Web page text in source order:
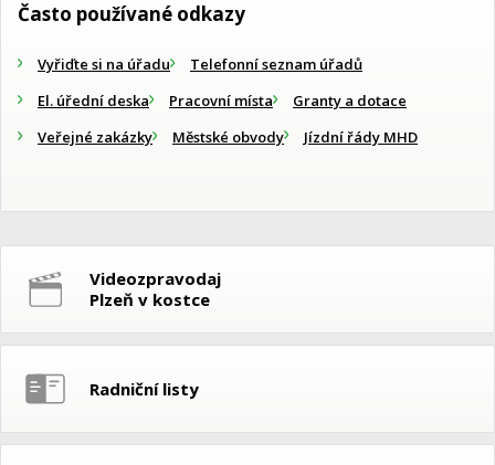
Často používané odkazy
Vyřiďte si na úřadu
Telefonní seznam úřadů
El. úřední deska
Pracovní místa
Granty a dotace
Veřejné zakázky
Městské obvody Jízdní řády MHD
Videozpravodaj
Plzeň v kostce
Radniční listy